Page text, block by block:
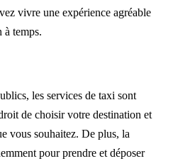
vivre une expérience agréable
à temps.
les services de taxi sont
de choisir votre destination et
vous souhaitez. De plus, la
pour prendre et déposer